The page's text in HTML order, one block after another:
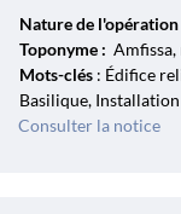
Nature de l'opération
Toponyme : Amfissa,
Mots-clés: Édifice
Basilique,
Consulter la notice